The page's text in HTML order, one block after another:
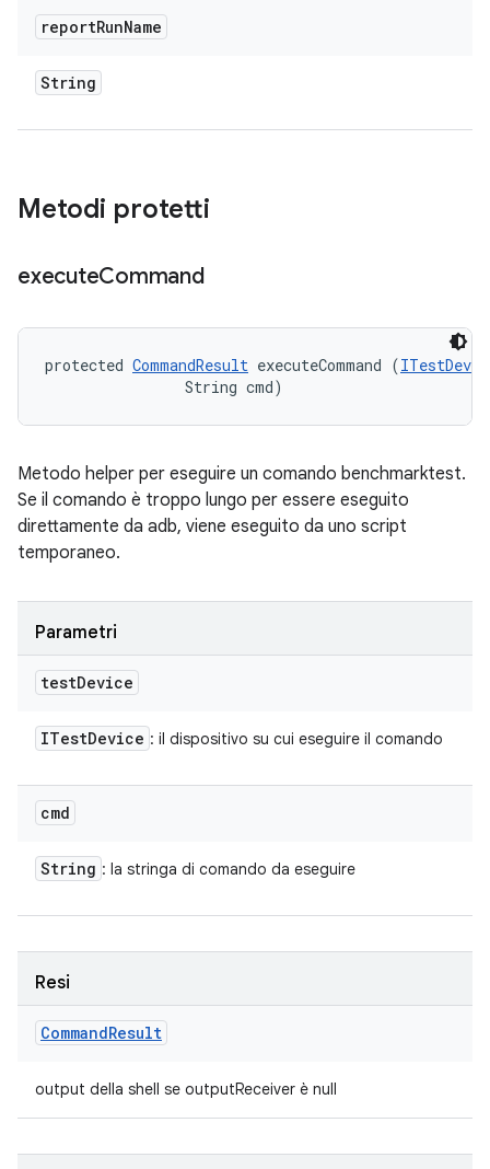
reportRunName
String
Metodi protetti
executeCommand
protected CommandResult executeCommand (
                String cmd)
Metodo helper per eseguire un comando benchmarktest.
Se il comando è troppo lungo per essere eseguito
direttamente da adb, viene eseguito da uno script
temporaneo.
Parametri
testDevice
ITestDevice : il dispositivo su cui eseguire il comando
cmd
String : la stringa di comando da eseguire
Resi
CommandResult
output della shell se outputReceiver è null